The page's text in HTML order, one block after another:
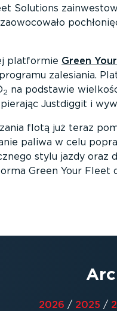
Solutions
platformie Green
zalesiania.
2 na podstawie
Justdiggit i
flotą już teraz
paliwa w celu
stylu jazdy
Green Your Fleet
2026 / 2025 /